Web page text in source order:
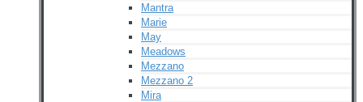
Mantra
Marie
May
Meadows
Mezzano
Mezzano 2
Mira